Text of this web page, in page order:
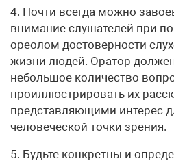
4. Почти всегда можно
внимание слушателей при
ореолом достоверности
жизни людей. Оратор
небольшое количество
проиллюстрировать их
представляющими интерес
человеческой точки зрения.
5. Будьте конкретны и